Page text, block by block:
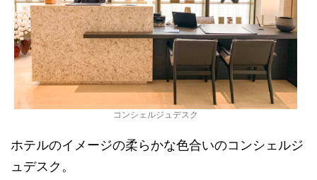
コンシェルジュデスク
ホテルのイメージの柔らかな色合いのコンシェルジ
ュデスク。